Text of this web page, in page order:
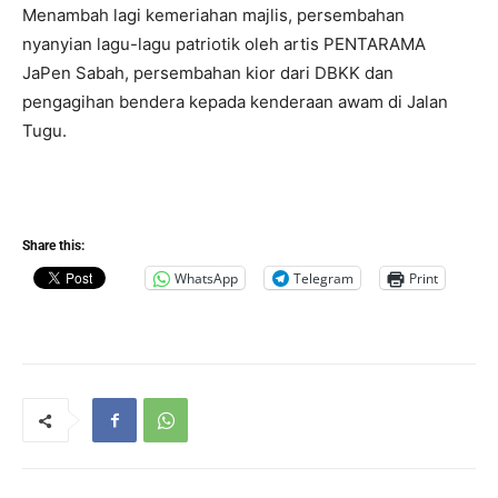
Menambah lagi kemeriahan majlis, persembahan
nyanyian lagu-lagu patriotik oleh artis PENTARAMA
JaPen Sabah, persembahan kior dari DBKK dan
pengagihan bendera kepada kenderaan awam di Jalan
Tugu.
Share this:
WhatsApp Telegram Print